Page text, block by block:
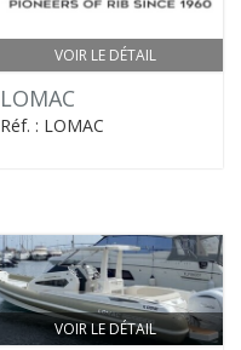
VOIR LE DÉTAIL
LOMAC
Réf. : LOMAC
VOIR LE DÉTAIL